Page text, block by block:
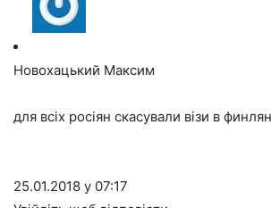
Новохацький Максим
для всіх росіян скасували візи в
25.01.2018 у 07:17